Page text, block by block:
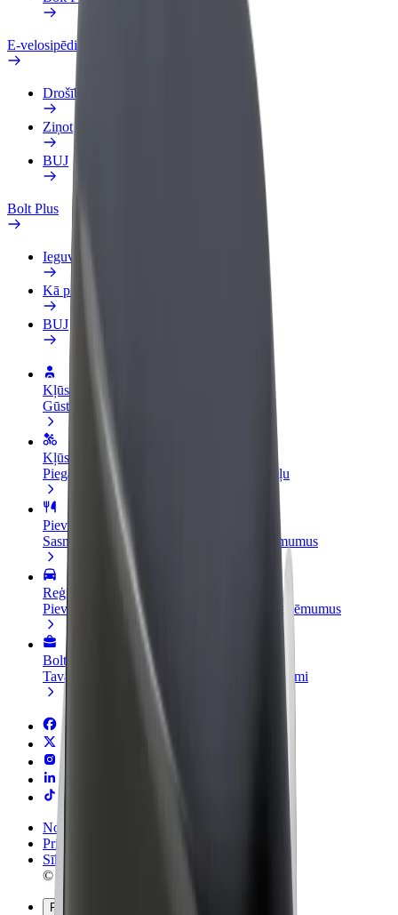
E-velosipēdi
Drošības laboratorija
Ziņot
BUJ
Bolt Plus
Ieguvumi
Kā pievienoties
BUJ
Kļūsti par autovadītāju
Gūsti ieņēmumus, kā vēlies
Kļūsti par kurjeru
Piegādā ēdienu un saņem izmaksu ik nedēļu
Pievieno restorānu vai veikalu
Sasniedz vairāk klientu un paaugstini ieņēmumus
Reģistrējies kā autoparka īpašnieks
Pievieno savu autoparku Bolt un palielini ieņēmumus
Bolt for Business
Tavam uzņēmumam pielāgoti Bolt pakalpojumi
Noteikumi un nosacījumi
Privātuma politika
Sīkdatnes
© 2026 Bolt Technology OÜ
Pakalpojumi